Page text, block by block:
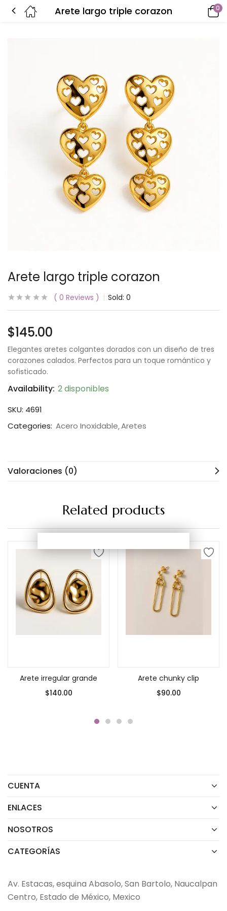
Arete largo triple corazon 0
Arete largo triple corazon
0 Reviews Sold: 0
$145.00
Elegantes aretes colgantes dorados con un diseño de tres
corazones calados. Perfectos para un toque romántico y
sofisticado.
Availability: 2 disponibles
SKU: 4691
Categories: Acero Inoxidable Aretes
Valoraciones (0)
Related products
Arete irregular grande
$140.00
Arete chunky clip
$90.00
CUENTA
ENLACES
NOSOTROS
CATEGORÍAS
Av. Estacas, esquina Abasolo, San Bartolo, Naucalpan
Centro, Estado de México, Mexico